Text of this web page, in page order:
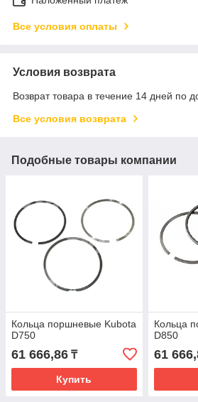
Все условия оплаты
Условия возврата
Возврат товара в течение 14 дней по
Все условия возврата
Подобные товары компании
Кольца поршневые Kubota
D750
61 666,86 ₸
Купить
Кольца
D850
61